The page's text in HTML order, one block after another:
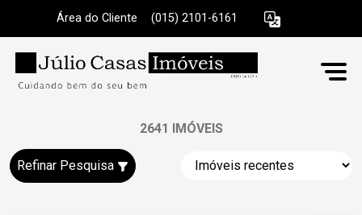
Área do Cliente (015) 2101-6161
2641 IMÓVEIS
Refinar Pesquisa